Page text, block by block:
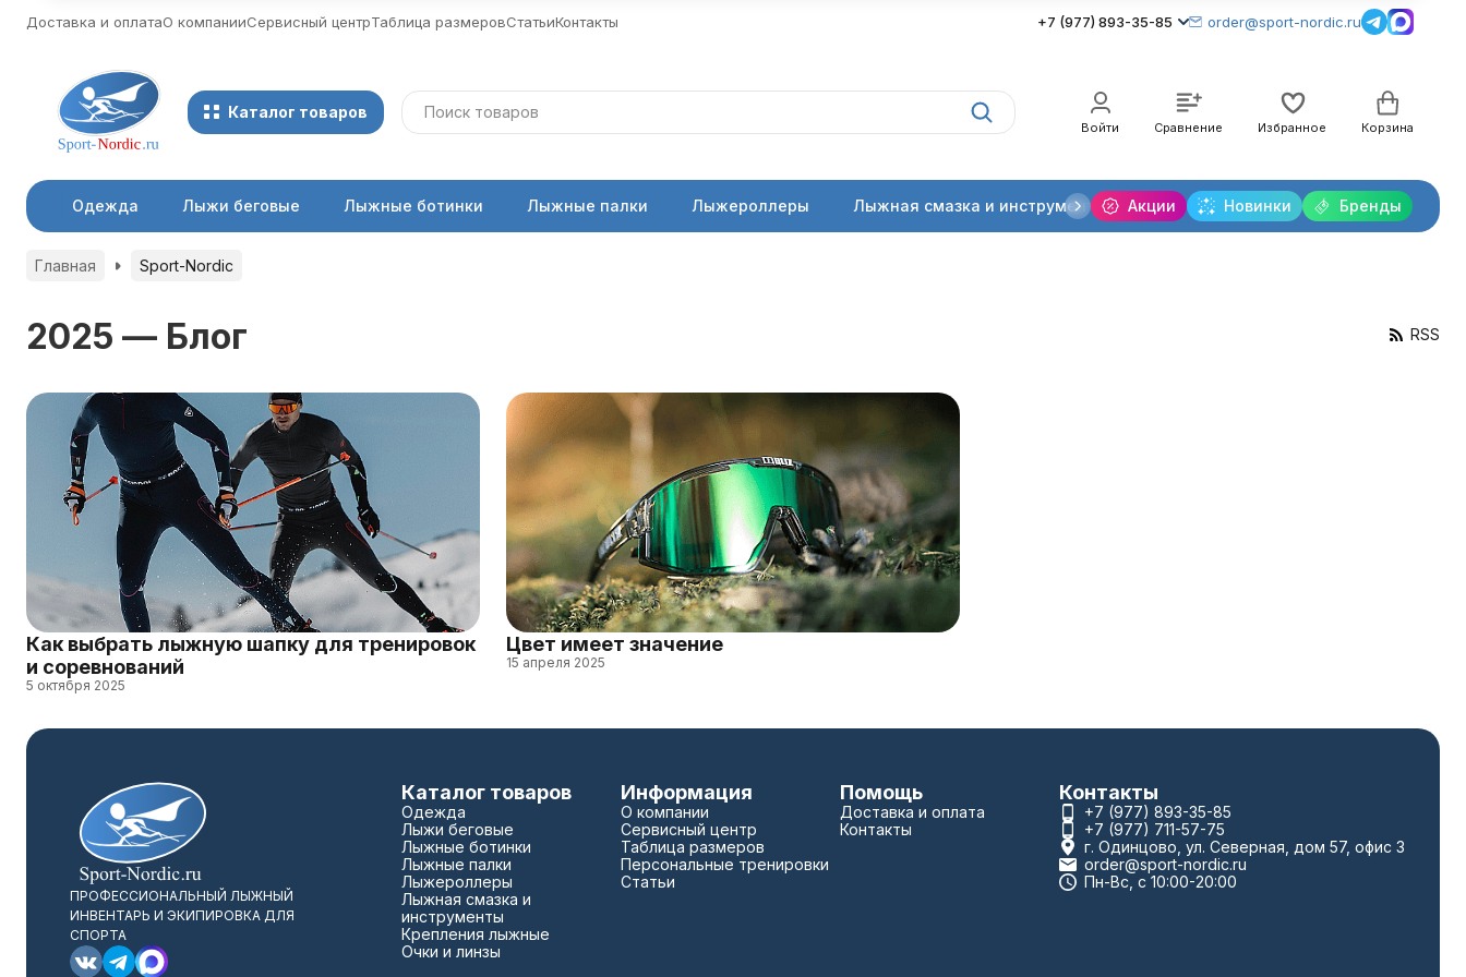
Доставка и оплатаО компанииСервисный центрТаблица размеровСтатьиКонтакты +7 (977) 893-35-85 order@sport-nordic.ru
Каталог товаров
Войти Сравнение Избранное Корзина
Акции Новинки Бренды
Одежда Лыжи беговые Лыжные ботинки Лыжные палки Лыжероллеры Лыжная смазка и инструменты Крепления лыжные Очки и линзы
Главная Sport-Nordic
2025 — Блог RSS
Как выбрать лыжную шапку для тренировок
и соревнований
5 октября 2025
Цвет имеет значение
15 апреля 2025
ПРОФЕССИОНАЛЬНЫЙ ЛЫЖНЫЙ
ИНВЕНТАРЬ И ЭКИПИРОВКА ДЛЯ
СПОРТА
Каталог товаров
Одежда
Лыжи беговые
Лыжные ботинки
Лыжные палки
Лыжероллеры
Лыжная смазка и
инструменты
Крепления лыжные
Очки и линзы
Информация
О компании
Сервисный центр
Таблица размеров
Персональные тренировки
Статьи
Помощь
Доставка и оплата
Контакты
Контакты
+7 (977) 893-35-85
+7 (977) 711-57-75
г. Одинцово, ул. Северная, дом 57, офис 3
order@sport-nordic.ru
Пн-Вс, с 10:00-20:00